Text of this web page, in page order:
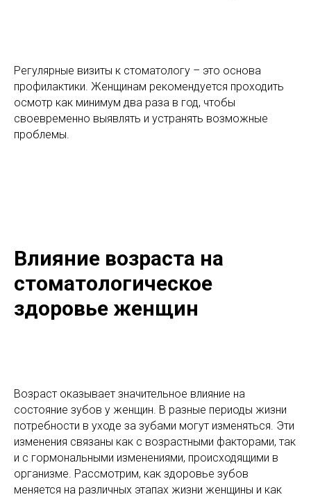
Регулярные визиты к стоматологу – это основа
профилактики. Женщинам рекомендуется проходить
осмотр как минимум два раза в год, чтобы
своевременно выявлять и устранять возможные
проблемы.
Влияние возраста на
стоматологическое
здоровье женщин
Возраст оказывает значительное влияние на
состояние зубов у женщин. В разные периоды жизни
потребности в уходе за зубами могут изменяться. Эти
изменения связаны как с возрастными факторами, так
и с гормональными изменениями, происходящими в
организме. Рассмотрим, как здоровье зубов
меняется на различных этапах жизни женщины и как